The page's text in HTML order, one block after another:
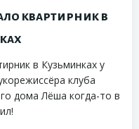
квартирник в
в Кузьминках у
клуба
дома Лёша когда-то в